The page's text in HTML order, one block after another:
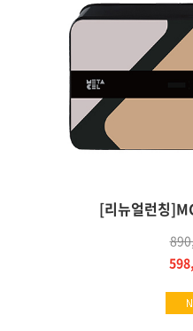
[리뉴얼런칭